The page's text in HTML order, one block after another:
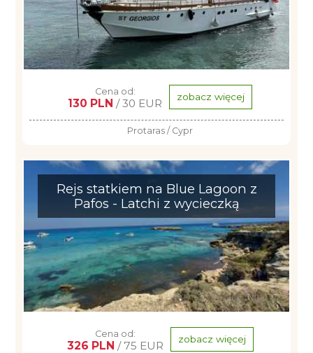
Cena od:
130 PLN / 30 EUR zobacz więcej
Protaras / Cypr
Rejs statkiem na Blue Lagoon z
Pafos - Latchi z wycieczką
Cena od:
326 PLN / 75 EUR zobacz więcej